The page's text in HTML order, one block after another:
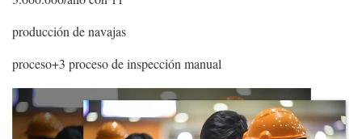
producción de navajas
proceso+3 proceso de inspección manual